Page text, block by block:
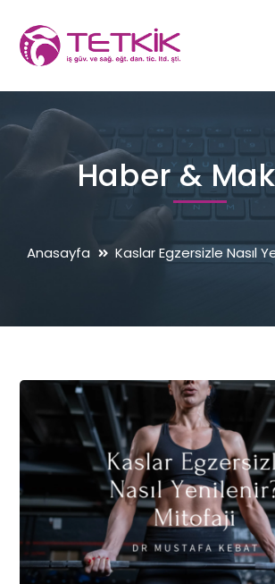
Haber &
Anasayfa Kaslar Egzersizle Nasıl